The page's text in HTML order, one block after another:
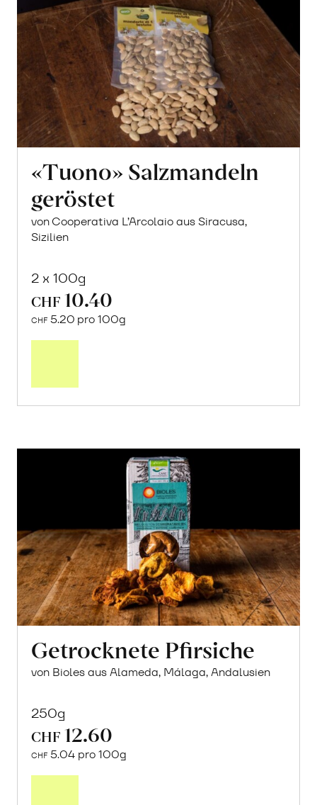
«Tuono» Salzmandeln
geröstet
von Cooperativa L’Arcolaio aus Siracusa,
Sizilien
2 x 100g
CHF 10.40
CHF 5.20 pro 100g
Getrocknete Pfirsiche
von Bioles aus Alameda, Málaga, Andalusien
250g
CHF 12.60
CHF 5.04 pro 100g